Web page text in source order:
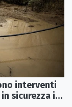
interventi
sicurezza i